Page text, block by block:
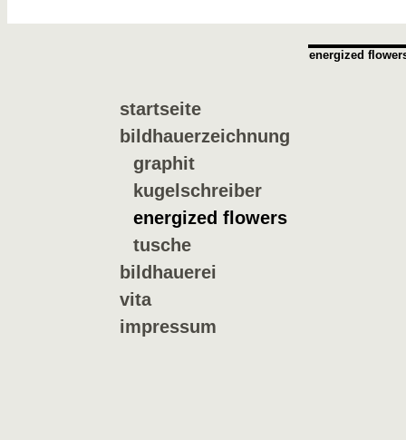
startseite
bildhauerzeichnung
graphit
kugelschreiber
energized flowers
tusche
bildhauerei
vita
impressum
energized